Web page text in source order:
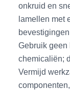
onkruid en
lamellen met
Gebruik
chemicaliën;
Vermijd